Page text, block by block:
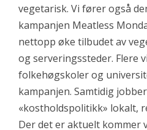
vegetarisk. Vi fører også
kampanjen Meatless
nettopp øke tilbudet av
og serveringssteder. Flere
folkehøgskoler og
kampanjen. Samtidig
«kostholdspolitikk» lokalt,
Der det er aktuelt kommer